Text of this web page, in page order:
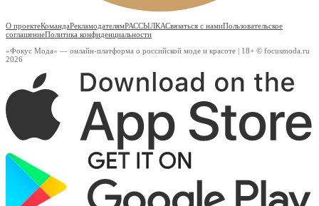
О проектеКомандаРекламодателямРАССЫЛКАСвязаться с намиПользовательское
соглашениеПолитика конфиденциальности
«Фокус Мода» — онлайн-платформа о российской моде и красоте | 18+ © focusmoda.ru
2026